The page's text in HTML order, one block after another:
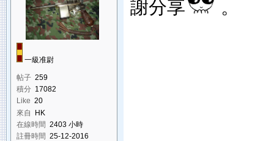
一級准尉
帖子 259
積分 17082
Like 20
來自
HK
在線時間 2403 小時
註冊時間 25-12-2016
謝分享 。